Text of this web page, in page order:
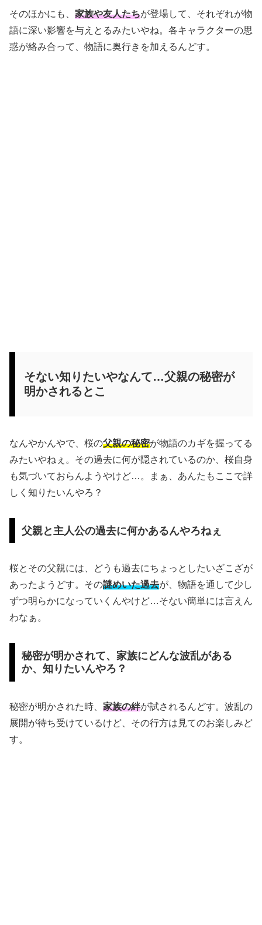
そのほかにも、 家族や友人たちが登場して、それぞれが物
語に深い影響を与えとるみたいやね。各キャラクターの思
惑が絡み合って、物語に奥行きを加えるんどす。
そない知りたいやなんて…父親の秘密が
明かされるとこ
なんやかんやで、桜の父親の秘密が物語のカギを握ってる
みたいやねぇ。その過去に何が隠されているのか、桜自身
も気づいておらんようやけど…。まぁ、あんたもここで詳
しく知りたいんやろ？
父親と主人公の過去に何かあるんやろねぇ
桜とその父親には、どうも過去にちょっとしたいざこざが
あったようどす。その謎めいた過去が、物語を通して少し
ずつ明らかになっていくんやけど…そない簡単には言えん
わなぁ。
秘密が明かされて、家族にどんな波乱がある
か、知りたいんやろ？
秘密が明かされた時、 家族の絆が試されるんどす。波乱の
展開が待ち受けているけど、その行方は見てのお楽しみど
す。